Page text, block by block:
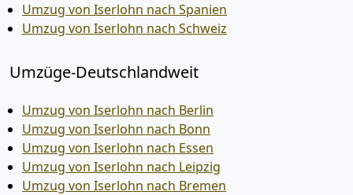
Umzug von Iserlohn nach Spanien
Umzug von Iserlohn nach Schweiz
Umzüge-Deutschlandweit
Umzug von Iserlohn nach Berlin
Umzug von Iserlohn nach Bonn
Umzug von Iserlohn nach Essen
Umzug von Iserlohn nach Leipzig
Umzug von Iserlohn nach Bremen